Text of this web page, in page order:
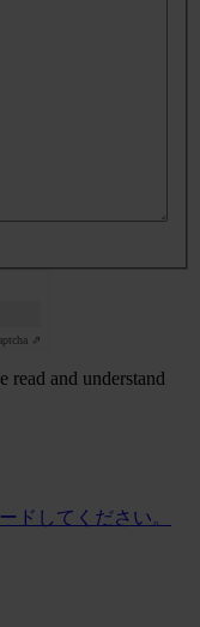
⇗
and understand
ドしてください。